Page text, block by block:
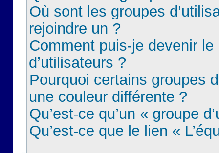
Où sont les groupes
rejoindre un ?
Comment puis-je devenir le
d’utilisateurs ?
Pourquoi certains groupes
une couleur différente ?
Qu’est-ce qu’un « groupe
Qu’est-ce que le lien «